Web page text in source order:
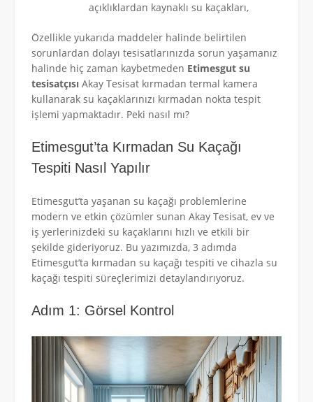
açıklıklardan kaynaklı su kaçakları,
Özellikle yukarıda maddeler halinde belirtilen
sorunlardan dolayı tesisatlarınızda sorun yaşamanız
halinde hiç zaman kaybetmeden Etimesgut su
tesisatçısı Akay Tesisat kırmadan termal kamera
kullanarak su kaçaklarınızı kırmadan nokta tespit
işlemi yapmaktadır. Peki nasıl mı?
Etimesgut’ta Kırmadan Su Kaçağı
Tespiti Nasıl Yapılır
Etimesgut’ta yaşanan su kaçağı problemlerine
modern ve etkin çözümler sunan Akay Tesisat, ev ve
iş yerlerinizdeki su kaçaklarını hızlı ve etkili bir
şekilde gideriyoruz. Bu yazımızda, 3 adımda
Etimesgut’ta kırmadan su kaçağı tespiti ve cihazla su
kaçağı tespiti süreçlerimizi detaylandırıyoruz.
Adım 1: Görsel Kontrol